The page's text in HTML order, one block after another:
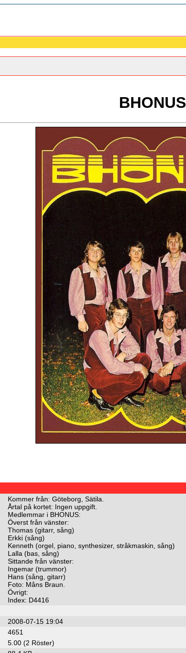
BHONUS
Kommer från: Göteborg, Sätila.
Årtal på kortet: Ingen uppgift.
Medlemmar i BHONUS:
Överst från vänster:
Thomas (gitarr, sång)
Erkki (sång)
Kenneth (orgel, piano, synthesizer, stråkmaskin, sång)
Lalla (bas, sång)
Sittande från vänster:
Ingemar (trummor)
Hans (sång, gitarr)
Foto: Måns Braun.
Övrigt:
Index: D4416
2008-07-15 19:04
4651
5.00 (2 Röster)